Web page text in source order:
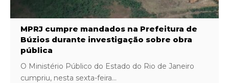
MPRJ cumpre mandados na Prefeitura de
Búzios durante investigação sobre obra
pública
O Ministério Público do Estado do Rio de Janeiro
cumpriu, nesta sexta-feira…